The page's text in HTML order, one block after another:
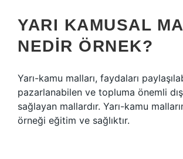
YARI KAMUSAL
NEDIR ÖRNEK?
Yarı-kamu malları, faydaları
pazarlanabilen ve topluma önemli
sağlayan mallardır. Yarı-kamu
örneği eğitim ve sağlıktır.